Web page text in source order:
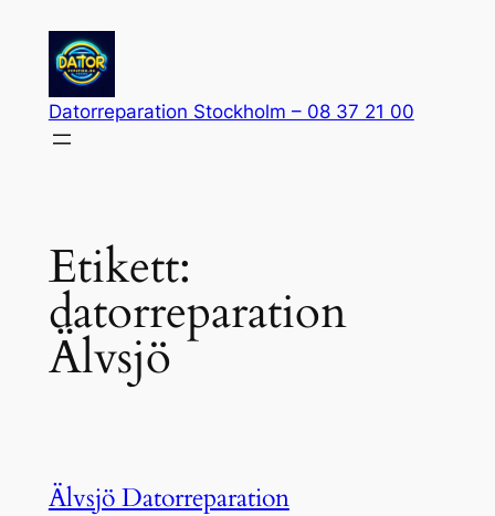
innehåll
Datorreparation Stockholm – 08 37 21 00
Etikett:
datorreparation
Älvsjö
Älvsjö Datorreparation